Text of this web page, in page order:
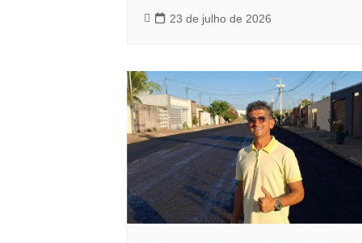
23 de julho de 2026